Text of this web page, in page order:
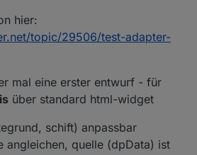
hier:
topic/29506/test-adapter-
mal eine erster entwurf - für
über standard html-widget
schift) anpassbar
angleichen, quelle (dpData) ist